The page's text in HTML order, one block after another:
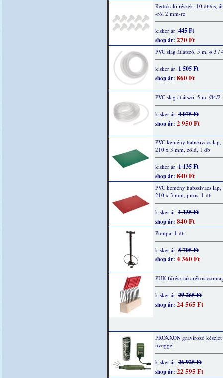
Redukáló részek, 10 db/cs,
-ról 2 mm-re
kisker ár:445 Ft
shop ár: 270 Ft
PVC slag átlátszó, 5 m, ø 3 /
kisker ár:1 505 Ft
shop ár: 860 Ft
PVC slag átlátszó, 5 m, Ø4/2
kisker ár:4 075 Ft
shop ár: 2 950 Ft
PVC kemény habszivacs
210 x 3 mm, zöld, 1 db
kisker ár:1 135 Ft
shop ár: 840 Ft
PVC kemény habszivacs
210 x 3 mm, piros, 1 db
kisker ár:1 135 Ft
shop ár: 840 Ft
Pumpa, 1 db
kisker ár:5 705 Ft
shop ár: 4 360 Ft
PUK fűrész takarékos
kisker ár:29 265 Ft
shop ár: 24 565 Ft
PROXXON gravírozó készlet
üveggel
kisker ár:26 925 Ft
shop ár: 22 595 Ft